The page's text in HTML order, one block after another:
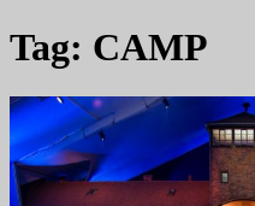
Tag: CAMP